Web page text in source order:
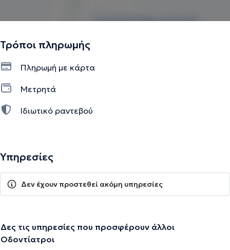
Τρόποι πληρωμής
Πληρωμή με κάρτα
Μετρητά
Ιδιωτικό ραντεβού
Υπηρεσίες
Δεν έχουν προστεθεί ακόμη υπηρεσίες
Δες τις υπηρεσίες που προσφέρουν άλλοι
Οδοντίατροι